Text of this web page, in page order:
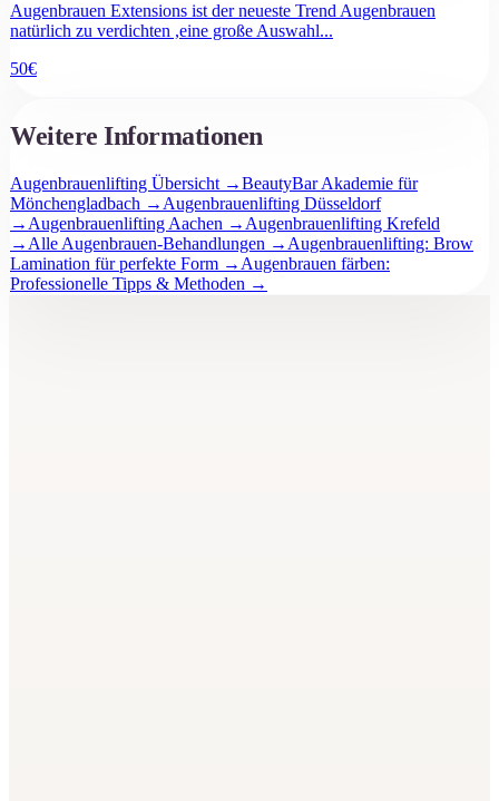
Augenbrauen Extensions ist der neueste Trend Augenbrauen
natürlich zu verdichten ,eine große Auswahl...
50€
Weitere Informationen
Augenbrauenlifting Übersicht →BeautyBar Akademie für
Mönchengladbach → Augenbrauenlifting Düsseldorf
→ Augenbrauenlifting Aachen → Augenbrauenlifting Krefeld
→ Alle Augenbrauen-Behandlungen → Augenbrauenlifting: Brow
Lamination für perfekte Form → Augenbrauen färben:
Professionelle Tipps & Methoden →